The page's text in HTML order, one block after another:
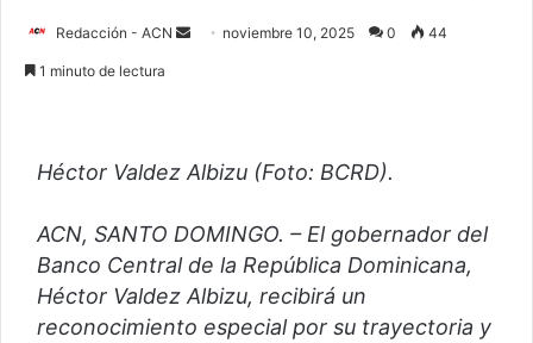
Redacción - ACN
r
n
c
o
noviembre 10, 2025 0 44
1 minuto de lectura
Héctor Valdez Albizu (Foto: BCRD).
ACN, SANTO DOMINGO. – El gobernador del
Banco Central de la República Dominicana,
Héctor Valdez Albizu, recibirá un
reconocimiento especial por su trayectoria y